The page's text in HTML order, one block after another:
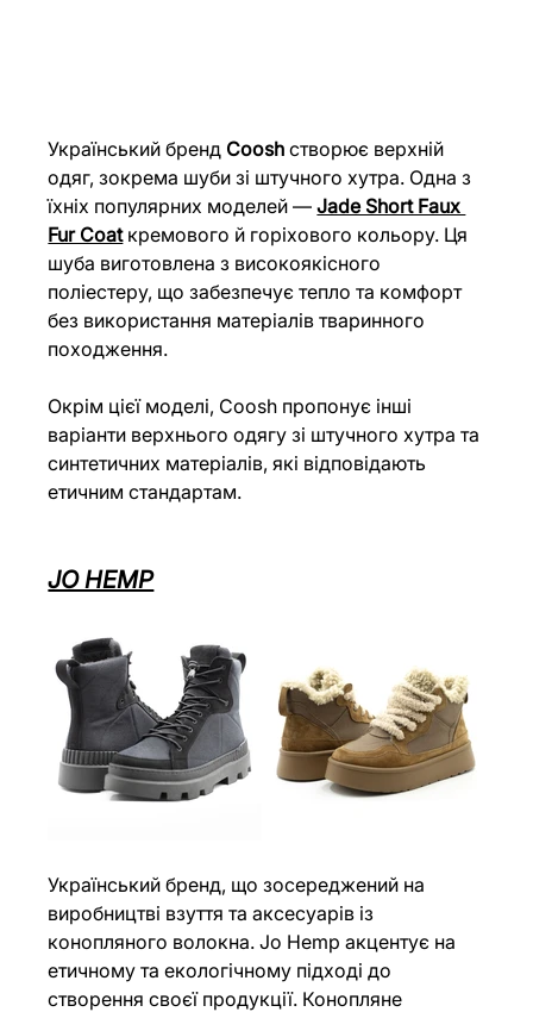
Український бренд Coosh створює верхній
одяг, зокрема шуби зі штучного хутра. Одна з
їхніх популярних моделей — Jade Short Faux
Fur Coat кремового й горіхового кольору. Ця
шуба виготовлена з високоякісного
поліестеру, що забезпечує тепло та комфорт
без використання матеріалів тваринного
походження.
Окрім цієї моделі, Coosh пропонує інші
варіанти верхнього одягу зі штучного хутра та
синтетичних матеріалів, які відповідають
етичним стандартам.
JO HEMP
Український бренд, що зосереджений на
виробництві взуття та аксесуарів із
конопляного волокна. Jo Hemp акцентує на
етичному та екологічному підході до
створення своєї продукції. Конопляне